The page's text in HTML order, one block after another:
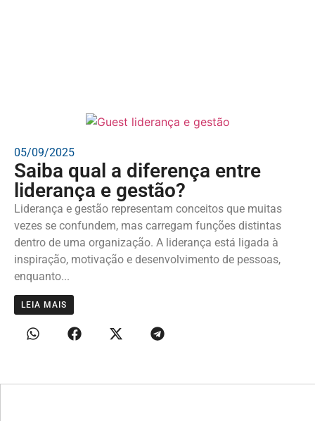
05/09/2025
Saiba qual a diferença entre
liderança e gestão?
Liderança e gestão representam conceitos que muitas
vezes se confundem, mas carregam funções distintas
dentro de uma organização. A liderança está ligada à
inspiração, motivação e desenvolvimento de pessoas,
enquanto...
LEIA MAIS